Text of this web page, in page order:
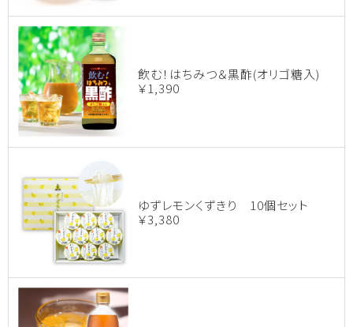
飲む！はちみつ＆黒酢(オリゴ糖入)
￥1,390
ゆずレモンくずきり 10個セット
￥3,380